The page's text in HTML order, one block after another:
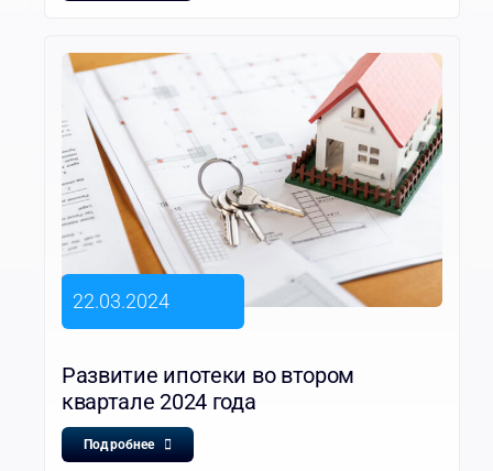
22.03.2024
Развитие ипотеки во втором
квартале 2024 года
Подробнее